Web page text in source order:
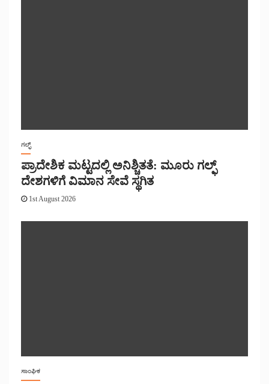
ಗಲ್ಫ್
ಪ್ರಾದೇಶಿಕ ಮಟ್ಟದಲ್ಲಿ ಅನಿಶ್ಚಿತತೆ: ಮೂರು ಗಲ್ಫ್
ದೇಶಗಳಿಗೆ ವಿಮಾನ ಸೇವೆ ಸ್ಥಗಿತ
1st August 2026
ಸಾಂಘಿಕ